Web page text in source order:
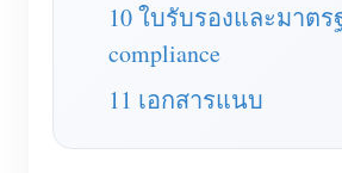
ระบบอัตโนมัติภายในบ้าน
เอกสาร
วิดีโอสอนใช้งาน
โปรแกรมผู้ร่วมพัฒนา
ศูนย์ผู้ร่วมพัฒนา
โซลูชัน
ติดต่อ
เกี่ยวกับเรา
10 ใบรับรองและมาตร
compliance
11 เอกสารแนบ